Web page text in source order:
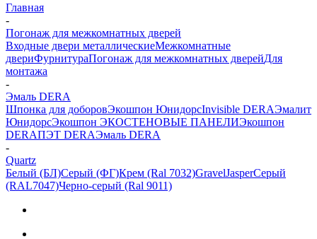
Главная
-
Погонаж для межкомнатных дверей
Входные двери металлическиеМежкомнатные
двериФурнитураПогонаж для межкомнатных дверейДля
монтажа
-
Эмаль DERA
Шпонка для доборовЭкошпон ЮнидорсInvisible DERAЭмалит
ЮнидорсЭкошпон ЭКОСТЕНОВЫЕ ПАНЕЛИЭкошпон
DERAПЭТ DERAЭмаль DERA
-
Quartz
Белый (БЛ)Серый (ФГ)Крем (Ral 7032)GravelJasperСерый
(RAL7047)Черно-серый (Ral 9011)